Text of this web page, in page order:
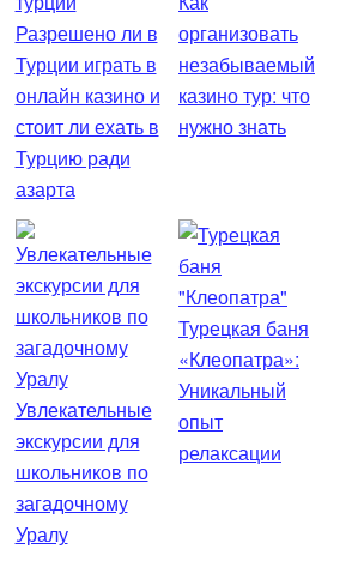
Разрешено ли в
Турции играть в
онлайн казино и
стоит ли ехать в
Турцию ради
азарта
организовать
незабываемый
казино тур: что
нужно знать
Увлекательные
экскурсии для
школьников по
загадочному
Уралу
Турецкая баня
«Клеопатра»:
Уникальный
опыт
релаксации